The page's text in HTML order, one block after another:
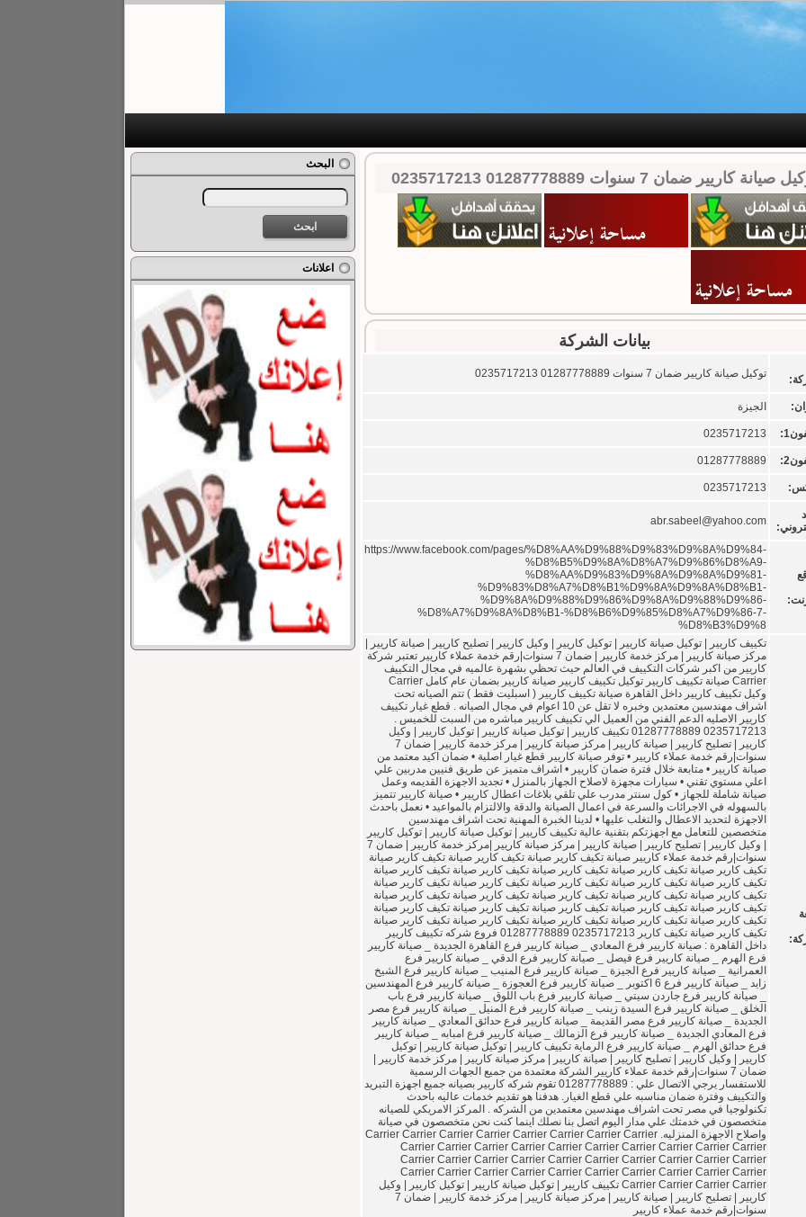
صيانة كاريير ضمان 7 سنوات 01287778889 0235717213
بيانات الشركة
توكيل صيانة كاريير ضمان 7 سنوات 01287778889 0235717213
الجيزة
0235717213
01287778889
0235717213
abr.sabeel@yahoo.com
https://www.facebook.com/pages/%D8%AA%D9%88%D9%83%D9%8A%D9%84-
%D8%B5%D9%8A%D8%A7%D9%86%D8%A9-
%D8%AA%D9%83%D9%8A%D9%8A%D9%81-
%D9%83%D8%A7%D8%B1%D9%8A%D9%8A%D8%B1-
%D9%8A%D9%88%D9%86%D9%8A%D9%88%D9%86-
%D8%A7%D9%8A%D8%B1-%D8%B6%D9%85%D8%A7%D9%86-7-
%D8%B3%D9%8
تكييف كاريير | توكيل صيانة كاريير | توكيل كاريير | وكيل كاريير | تصليح كاريير | صيانة كاريير |
مركز صيانة كاريير | مركز خدمة كاريير | ضمان 7 سنوات|رقم خدمة عملاء كاريير تعتبر شركة
كاريير من اكبر شركات التكييف في العالم حيث تحظي بشهرة عالميه في مجال التكييف
Carrier صيانة تكييف كاريير توكيل تكييف كاريير صيانة كاريير بضمان عام كامل Carrier
وكيل تكييف كاريير داخل القاهرة صيانة تكييف كاريير ( اسبليت فقط ) تتم الصيانه تحت
اشراف مهندسين معتمدين وخبره لا تقل عن 10 اعوام في مجال الصيانه . قطع غيار تكييف
كاريير الاصليه الدعم الفني من العميل الي تكييف كاريير مباشره من السبت للخميس .
0235717213 01287778889 تكييف كاريير | توكيل صيانة كاريير | توكيل كاريير | وكيل
كاريير | تصليح كاريير | صيانة كاريير | مركز صيانة كاريير | مركز خدمة كاريير | ضمان 7
سنوات|رقم خدمة عملاء كاريير • توفر صيانة كاريير قطع غيار اصلية • ضمان اكيد معتمد من
صيانة كاريير • متابعة خلال فترة ضمان كاريير • اشراف متميز عن طريق فنيين مدربين علي
اعلي مستوي تقني • سيارات مجهزة لاصلاح الجهاز بالمنزل • تجديد الاجهزة القديمه وعمل
صيانة شاملة للجهاز • كول سنتر مدرب علي تلقي بلاغات اعطال كاريير • صيانة كاريير تتميز
بالسهوله في الاجرائات والسرعة في اعمال الصيانة والدقة والالتزام بالمواعيد • نعمل باحدث
الاجهزة لتحديد الاعطال والتغلب عليها • لدينا الخبرة المهنية تحت اشراف مهندسين
متخصصين للتعامل مع اجهزتكم بتقنية عالية تكييف كاريير | توكيل صيانة كاريير | توكيل كاريير
| وكيل كاريير | تصليح كاريير | صيانة كاريير | مركز صيانة كاريير |مركز خدمة كاريير | ضمان 7
سنوات|رقم خدمة عملاء كاريير صيانة تكيف كارير صيانة تكيف كارير صيانة تكيف كارير صيانة
تكيف كارير صيانة تكيف كارير صيانة تكيف كارير صيانة تكيف كارير صيانة تكيف كارير صيانة
تكيف كارير صيانة تكيف كارير صيانة تكيف كارير صيانة تكيف كارير صيانة تكيف كارير صيانة
تكيف كارير صيانة تكيف كارير صيانة تكيف كارير صيانة تكيف كارير صيانة تكيف كارير صيانة
تكيف كارير صيانة تكيف كارير صيانة تكيف كارير صيانة تكيف كارير صيانة تكيف كارير صيانة
تكيف كارير صيانة تكيف كارير صيانة تكيف كارير صيانة تكيف كارير صيانة تكيف كارير صيانة
تكيف كارير صيانة تكيف كارير 0235717213 01287778889 فروع شركه تكييف كاريير
داخل القاهرة : صيانة كاريير فرع المعادي _ صيانة كاريير فرع القاهرة الجديدة _ صيانة كاريير
فرع الهرم _ صيانة كاريير فرع فيصل _ صيانة كاريير فرع الدقي _ صيانة كاريير فرع
العمرانية _ صيانة كاريير فرع الجيزة _ صيانة كاريير فرع المنيب _ صيانة كاريير فرع الشيخ
زايد _ صيانة كاريير فرع 6 اكتوبر _ صيانة كاريير فرع العجوزة _ صيانة كاريير فرع المهندسين
_ صيانة كاريير فرع جاردن سيتي _ صيانة كاريير فرع باب اللوق _ صيانة كاريير فرع باب
الخلق _ صيانة كاريير فرع السيدة زينب _ صيانة كاريير فرع المنيل _ صيانة كاريير فرع مصر
الجديدة _ صيانة كاريير فرع مصر القديمة _ صيانة كاريير فرع حدائق المعادي _ صيانة كاريير
فرع المعادي الجديدة _ صيانة كاريير فرع الزمالك _ صيانة كاريير فرع امبابه _ صيانة كاريير
فرع حدائق الهرم _ صيانة كاريير فرع الرماية تكييف كاريير | توكيل صيانة كاريير | توكيل
كاريير | وكيل كاريير | تصليح كاريير | صيانة كاريير | مركز صيانة كاريير | مركز خدمة كاريير |
ضمان 7 سنوات|رقم خدمة عملاء كاريير الشركة معتمدة من جميع الجهات الرسمية
للاستفسار يرجي الاتصال علي : 01287778889 تقوم شركه كاريير بصيانه جميع اجهزة التبريد
والتكييف وفترة ضمان مناسبه علي قطع الغيار. هدفنا هو تقديم خدمات عاليه باحدث
تكنولوجيا في مصر تحت اشراف مهندسين معتمدين من الشركه . المركز الامريكي للصيانه
متخصصون في خدمتك علي مدار اليوم اتصل بنا نصلك اينما كنت نحن متخصصون في صيانة
واصلاح الاجهزة المنزليه. Carrier Carrier Carrier Carrier Carrier Carrier Carrier Carrier
Carrier Carrier Carrier Carrier Carrier Carrier Carrier Carrier Carrier Carrier
Carrier Carrier Carrier Carrier Carrier Carrier Carrier Carrier Carrier Carrier
Carrier Carrier Carrier Carrier Carrier Carrier Carrier Carrier Carrier Carrier
Carrier Carrier Carrier Carrier تكييف كاريير | توكيل صيانة كاريير | توكيل كاريير | وكيل
كاريير | تصليح كاريير | صيانة كاريير | مركز صيانة كاريير | مركز خدمة كاريير | ضمان 7
سنوات|رقم خدمة عملاء كاريير
البحث
اعلانات